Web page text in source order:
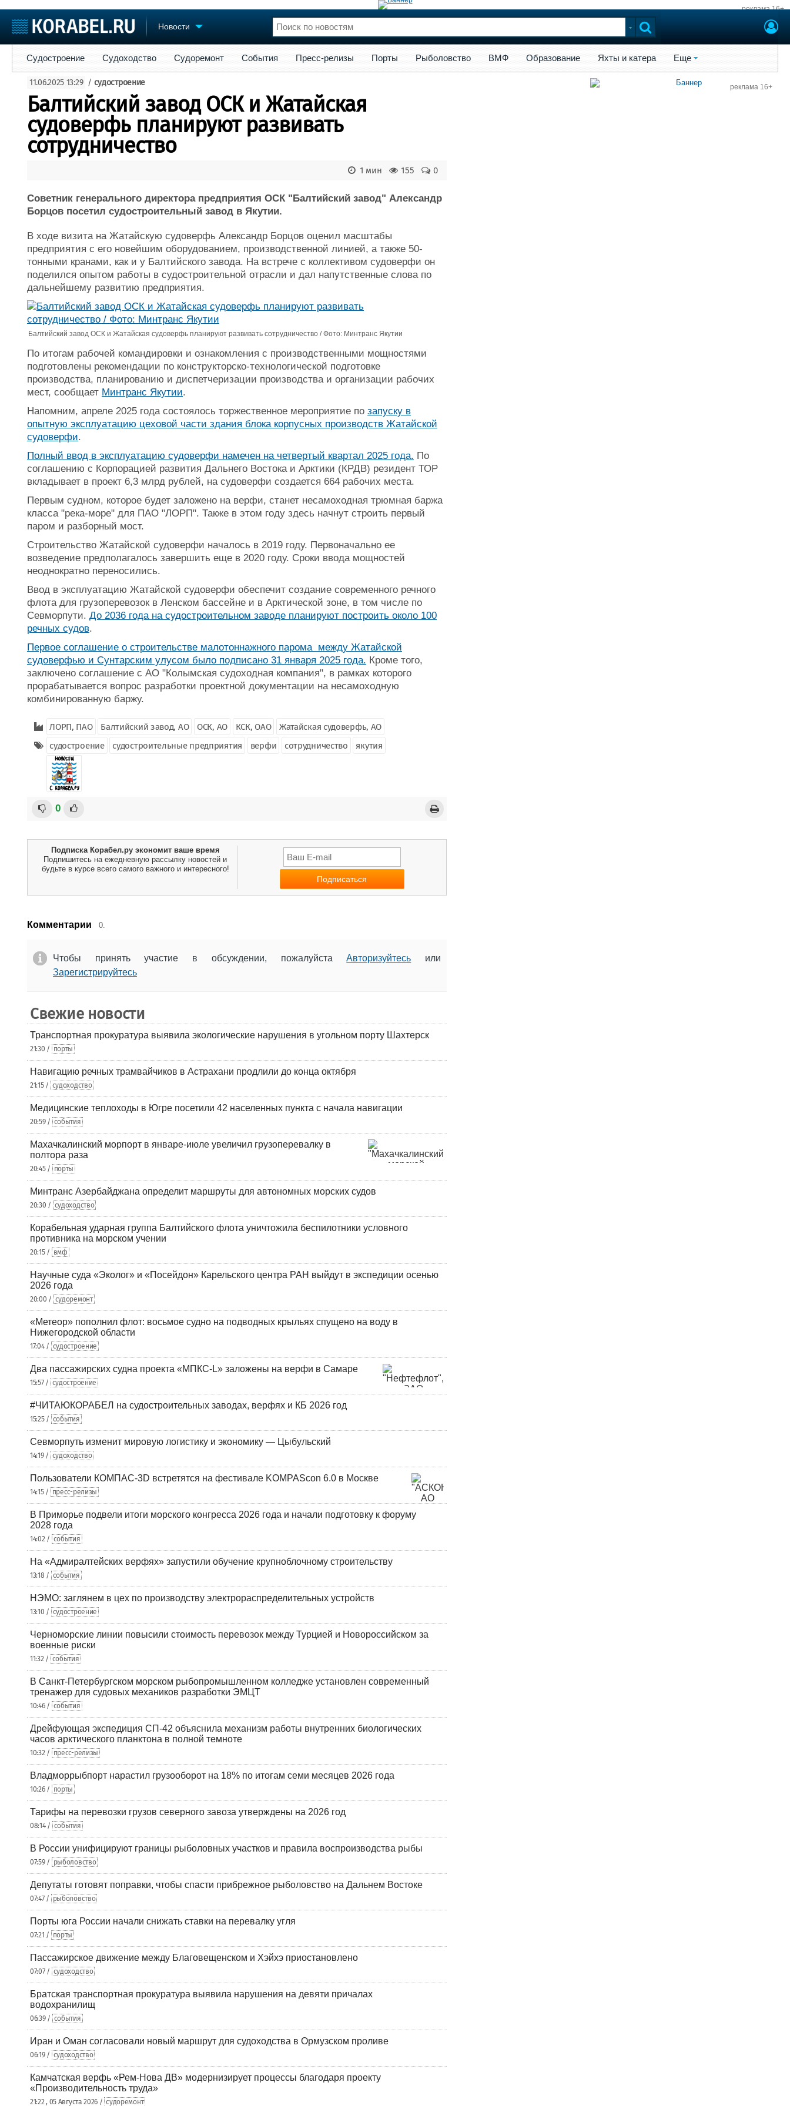
реклама 16+
Новости
Судостроение
Пульс
Новости
Репутация
Работа
Торговая площадка
Доска объявлений
Продажа флота
Оборудование
Изделия
Материалы
Конференции
Личности
Флот
Форум
Судостроение Судоходство Судоремонт События Пресс-релизы Порты Рыболовство ВМФ Образование Яхты и катера Еще
11.06.2025 13:29 / судостроение
Балтийский завод ОСК и Жатайская
судоверфь планируют развивать
сотрудничество
0
155
1 мин
Советник генерального директора предприятия ОСК "Балтийский завод" Александр
Борцов посетил судостроительный завод в Якутии.
В ходе визита на Жатайскую судоверфь Александр Борцов оценил масштабы
предприятия с его новейшим оборудованием, производственной линией, а также 50-
тонными кранами, как и у Балтийского завода. На встрече с коллективом судоверфи он
поделился опытом работы в судостроительной отрасли и дал напутственные слова по
дальнейшему развитию предприятия.
Балтийский завод ОСК и Жатайская судоверфь планируют развивать сотрудничество / Фото: Минтранс Якутии
По итогам рабочей командировки и ознакомления с производственными мощностями
подготовлены рекомендации по конструкторско-технологической подготовке
производства, планированию и диспетчеризации производства и организации рабочих
мест, сообщает Минтранс Якутии.
Напомним, апреле 2025 года состоялось торжественное мероприятие по запуску в
опытную эксплуатацию цеховой части здания блока корпусных производств Жатайской
судоверфи.
Полный ввод в эксплуатацию судоверфи намечен на четвертый квартал 2025 года. По
соглашению с Корпорацией развития Дальнего Востока и Арктики (КРДВ) резидент ТОР
вкладывает в проект 6,3 млрд рублей, на судоверфи создается 664 рабочих места.
Первым судном, которое будет заложено на верфи, станет несамоходная трюмная баржа
класса "река-море" для ПАО "ЛОРП". Также в этом году здесь начнут строить первый
паром и разборный мост.
Строительство Жатайской судоверфи началось в 2019 году. Первоначально ее
возведение предполагалось завершить еще в 2020 году. Сроки ввода мощностей
неоднократно переносились.
Ввод в эксплуатацию Жатайской судоверфи обеспечит создание современного речного
флота для грузоперевозок в Ленском бассейне и в Арктической зоне, в том числе по
Севморпути. До 2036 года на судостроительном заводе планируют построить около 100
речных судов.
Первое соглашение о строительстве малотоннажного парома между Жатайской
судоверфью и Сунтарским улусом было подписано 31 января 2025 года. Кроме того,
заключено соглашение с АО "Колымская судоходная компания", в рамках которого
прорабатывается вопрос разработки проектной документации на несамоходную
комбинированную баржу.
ЛОРП, ПАО Балтийский завод, АО ОСК, АО КСК, ОАО
Жатайская судоверфь, АО
судостроение
судостроительные предприятия верфи сотрудничество якутия
0
Подписка Корабел.ру экономит ваше время
Подпишитесь на ежедневную рассылку новостей и
будьте в курсе всего самого важного и интересного!
Комментарии 0.
Чтобы принять участие в обсуждении, пожалуйстаАвторизуйтесь или
Зарегистрируйтесь
Свежие новости
Транспортная прокуратура выявила экологические нарушения в угольном порту Шахтерск
21:30 / порты
Навигацию речных трамвайчиков в Астрахани продлили до конца октября
21:15 / судоходство
Медицинские теплоходы в Югре посетили 42 населенных пункта с начала навигации
20:59 / события
Махачкалинский морпорт в январе-июле увеличил грузоперевалку в
полтора раза
20:45 / порты
Минтранс Азербайджана определит маршруты для автономных морских судов
20:30 / судоходство
Корабельная ударная группа Балтийского флота уничтожила беспилотники условного
противника на морском учении
20:15 / вмф
Научные суда «Эколог» и «Посейдон» Карельского центра РАН выйдут в экспедиции осенью
2026 года
20:00 / судоремонт
«Метеор» пополнил флот: восьмое судно на подводных крыльях спущено на воду в
Нижегородской области
17:04 / судостроение
Два пассажирских судна проекта «МПКС-L» заложены на верфи в Самаре
15:57 / судостроение
#ЧИТАЮКОРАБЕЛ на судостроительных заводах, верфях и КБ 2026 год
15:25 / события
Севморпуть изменит мировую логистику и экономику — Цыбульский
14:19 / судоходство
Пользователи КОМПАС-3D встретятся на фестивале KOMPAScon 6.0 в Москве
14:15 / пресс-релизы
В Приморье подвели итоги морского конгресса 2026 года и начали подготовку к форуму
2028 года
14:02 / события
На «Адмиралтейских верфях» запустили обучение крупноблочному строительству
13:18 / события
НЭМО: заглянем в цех по производству электрораспределительных устройств
13:10 / судостроение
Черноморские линии повысили стоимость перевозок между Турцией и Новороссийском за
военные риски
11:32 / события
В Санкт-Петербургском морском рыбопромышленном колледже установлен современный
тренажер для судовых механиков разработки ЭМЦТ
10:46 / события
Дрейфующая экспедиция СП-42 объяснила механизм работы внутренних биологических
часов арктического планктона в полной темноте
10:32 / пресс-релизы
Владморрыбпорт нарастил грузооборот на 18% по итогам семи месяцев 2026 года
10:26 / порты
Тарифы на перевозки грузов северного завоза утверждены на 2026 год
08:14 / события
В России унифицируют границы рыболовных участков и правила воспроизводства рыбы
07:59 / рыболовство
Депутаты готовят поправки, чтобы спасти прибрежное рыболовство на Дальнем Востоке
07:47 / рыболовство
Порты юга России начали снижать ставки на перевалку угля
07:21 / порты
Пассажирское движение между Благовещенском и Хэйхэ приостановлено
07:07 / судоходство
Братская транспортная прокуратура выявила нарушения на девяти причалах
водохранилищ
06:39 / события
Иран и Оман согласовали новый маршрут для судоходства в Ормузском проливе
06:19 / судоходство
Камчатская верфь «Рем-Нова ДВ» модернизирует процессы благодаря проекту
«Производительность труда»
21:22 , 05 Августа 2026 / судоремонт
реклама 16+